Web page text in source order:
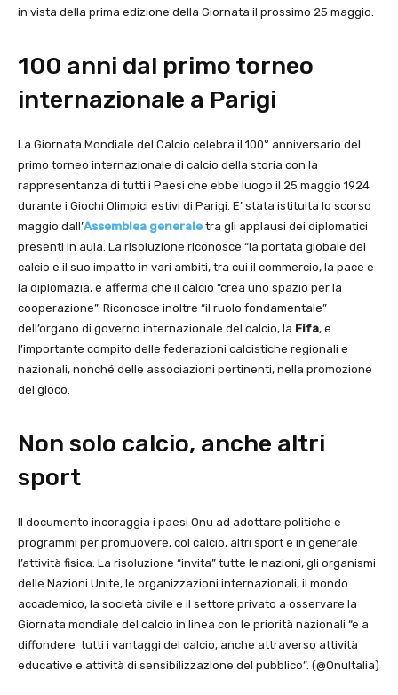
in vista della prima edizione della Giornata il prossimo 25 maggio.
100 anni dal primo torneo
internazionale a Parigi
La Giornata Mondiale del Calcio celebra il 100° anniversario del
primo torneo internazionale di calcio della storia con la
rappresentanza di tutti i Paesi che ebbe luogo il 25 maggio 1924
durante i Giochi Olimpici estivi di Parigi. E’ stata istituita lo scorso
maggio dall’Assemblea generale tra gli applausi dei diplomatici
presenti in aula. La risoluzione riconosce “la portata globale del
calcio e il suo impatto in vari ambiti, tra cui il commercio, la pace e
la diplomazia, e afferma che il calcio “crea uno spazio per la
cooperazione”. Riconosce inoltre “il ruolo fondamentale”
dell’organo di governo internazionale del calcio, la Fifa, e
l’importante compito delle federazioni calcistiche regionali e
nazionali, nonché delle associazioni pertinenti, nella promozione
del gioco.
Non solo calcio, anche altri
sport
Il documento incoraggia i paesi Onu ad adottare politiche e
programmi per promuovere, col calcio, altri sport e in generale
l’attività fisica. La risoluzione “invita” tutte le nazioni, gli organismi
delle Nazioni Unite, le organizzazioni internazionali, il mondo
accademico, la società civile e il settore privato a osservare la
Giornata mondiale del calcio in linea con le priorità nazionali “e a
diffondere tutti i vantaggi del calcio, anche attraverso attività
educative e attività di sensibilizzazione del pubblico”. (@OnuItalia)